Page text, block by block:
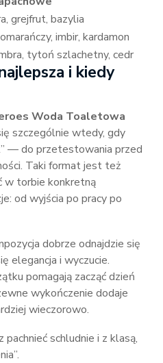
grejfrut, bazylia
imbir, kardamon
tytoń szlachetny, cedr
i kiedy
Woda Toaletowa
szczególnie wtedy, gdy
— do przetestowania przed
Taki format jest też
w torbie konkretną
od wyjścia po pracy po
dobrze odnajdzie się
elegancja i wyczucie.
pomagają zacząć dzień
wykończenie dodaje
wieczorowo.
pachnieć schludnie i z klasą,